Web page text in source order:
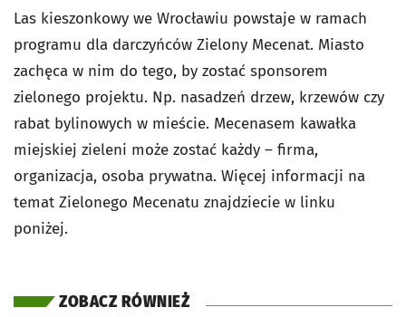
Las kieszonkowy we Wrocławiu powstaje w ramach
programu dla darczyńców Zielony Mecenat. Miasto
zachęca w nim do tego, by zostać sponsorem
zielonego projektu. Np. nasadzeń drzew, krzewów czy
rabat bylinowych w mieście. Mecenasem kawałka
miejskiej zieleni może zostać każdy – firma,
organizacja, osoba prywatna. Więcej informacji na
temat Zielonego Mecenatu znajdziecie w linku
poniżej.
ZOBACZ RÓWNIEŻ